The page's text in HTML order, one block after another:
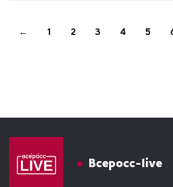
← 1 2 3 4 5
Всеросс-live